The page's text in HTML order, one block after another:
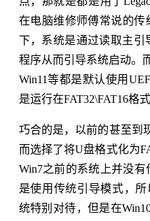
在电脑维修师傅常说的
下，系统是通过读取主引
程序从而引导系统启动。
Win11等都是默认使用
是运行在FAT32\FAT16格
巧合的是，以前的甚至到
而选择了将U盘格式化为
Win7之前的系统上并没
是使用传统引导模式，
统特别对待，但是在